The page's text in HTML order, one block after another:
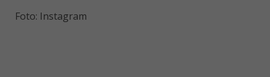
Foto: Instagram